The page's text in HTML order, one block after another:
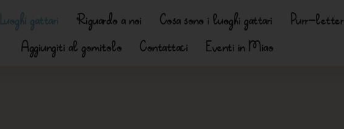
Luoghi gattari Riguardo a noi Cosa sono i luoghi gattari
Purr-letter
Aggiungiti al gomitolo
Contattaci Eventi in Miao